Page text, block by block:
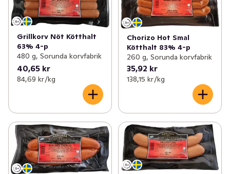
Grillkorv Nöt Kötthalt
63% 4-p
480 g, Sorunda korvfabrik
40,65 kr
84,69 kr /kg
Chorizo Hot Smal
Kötthalt 83% 4-p
260 g, Sorunda korvfabrik
35,92 kr
138,15 kr /kg